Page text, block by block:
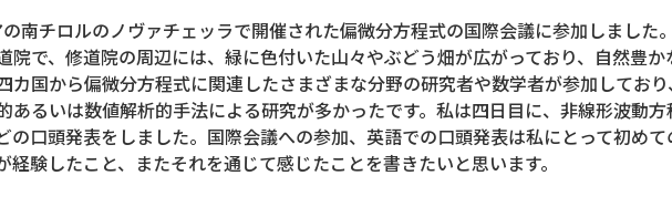
南チロルのノヴァチェッラで開催された偏微分方程式の国際会議に参加しました
院で、修道院の周辺には、緑に色付いた山々やぶどう畑が広がっており、自然豊か
カ国から偏微分方程式に関連したさまざまな分野の研究者や数学者が参加してお
あるいは数値解析的手法による研究が多かったです。私は四日目に、非線形波動
の口頭発表をしました。国際会議への参加、英語での口頭発表は私にとって初め
験したこと、またそれを通じて感じたことを書きたいと思います。